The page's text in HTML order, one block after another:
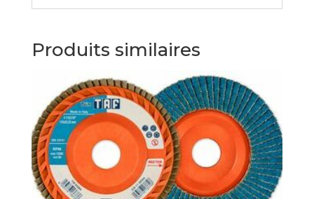
Produits similaires